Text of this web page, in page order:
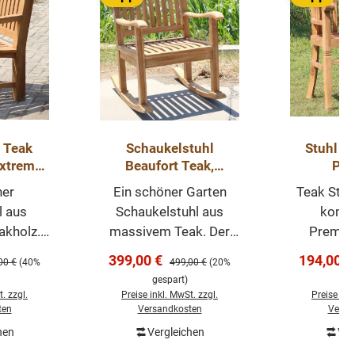
aus
bei
Der
Preis:
€ (40%
zzgl.
Schaukelstuhl
Beaufort Teak,
Gartenstuhl, Terrasse,
Balkon
Ein schöner Garten
Schaukelstuhl aus
massivem Teak. Der
witterungsbeständig
und kann auch bei
Wind und Regen
draußen stehen.
Verkaufspreis:
399,00 € Regulärer Preis:
499,00 € (20%
gespart)
Preise inkl. MwSt. zzgl.
Versandkosten
Vergleichen
In den Warenkorb
Stuhl
Teak Stuhl
Der Stuhl
194,00 €
Preise